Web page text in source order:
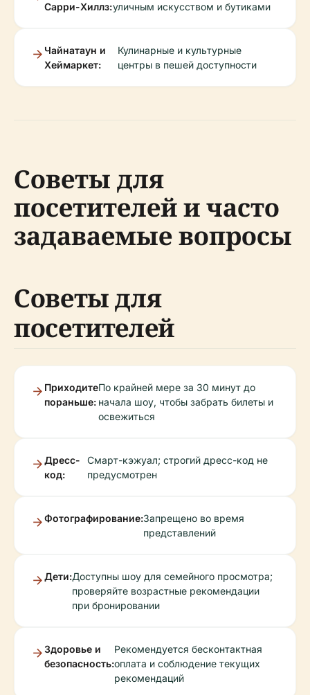
Сарри-Хиллз:уличным искусством и бутиками
Чайнатаун и
Хеймаркет:
Кулинарные и культурные
центры в пешей доступности
Советы для
посетителей и часто
задаваемые вопросы
Советы для
посетителей
Приходите
пораньше:
По крайней мере за 30 минут до
начала шоу, чтобы забрать билеты и
освежиться
Дресс-
код:
Смарт-кэжуал; строгий дресс-код не
предусмотрен
Фотографирование:Запрещено во время
представлений
Дети:Доступны шоу для семейного просмотра;
проверяйте возрастные рекомендации
при бронировании
Здоровье и
безопасность:
Рекомендуется бесконтактная
оплата и соблюдение текущих
рекомендаций